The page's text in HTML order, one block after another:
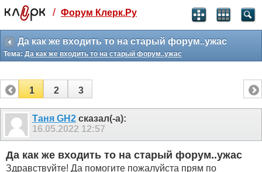
Святые угодники, Клерк без рекламы
прекрасен:)
месяц
3 месяца
259 ₽
-10%
полгода
499 ₽
-15%
Отмена Оплатить
/ Форум Клерк.Ру
Да как же входить то на старый форум..ужас
Тема: Да как же входить то на старый форум..ужас
1 2 3
Таня GH2 сказал(-а):
16.05.2022 12:57
Да как же входить то на старый форум..ужас
Здравствуйте! Да помогите пожалуйста прям по